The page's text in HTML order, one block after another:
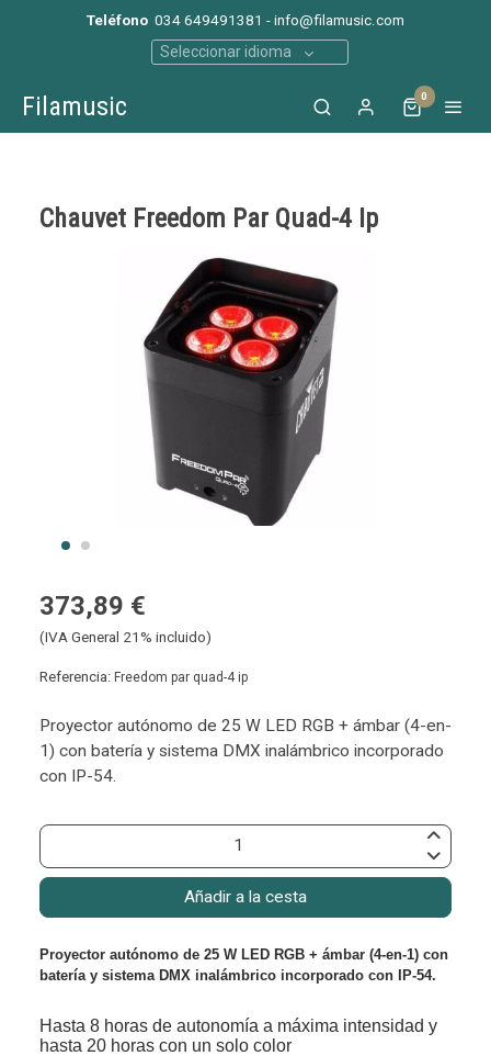
Teléfono 034 649491381 - info@filamusic.com
Seleccionar idioma
Filamusic 0
Chauvet Freedom Par Quad-4 Ip
373,89 €
(IVA General 21% incluido)
Referencia: Freedom par quad-4 ip
Proyector autónomo de 25 W LED RGB + ámbar (4-en-
1) con batería y sistema DMX inalámbrico incorporado
con IP-54.
Añadir a la cesta
Proyector autónomo de 25 W LED RGB + ámbar (4-en-1) con
batería y sistema DMX inalámbrico incorporado con IP-54.
Hasta 8 horas de autonomía a máxima intensidad y
hasta 20 horas con un solo color